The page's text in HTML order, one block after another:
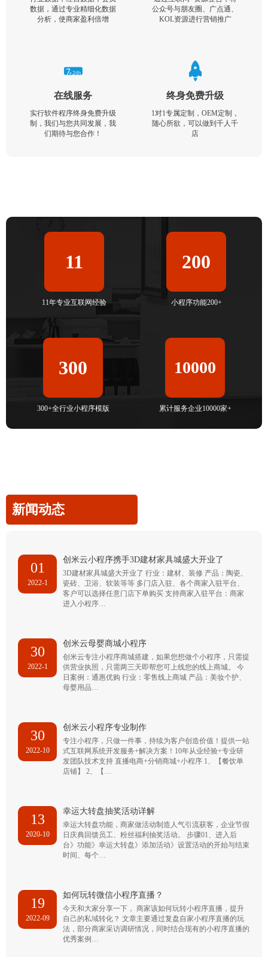
数据，通过专业精细化数据
分析，使商家盈利倍增
公众号与朋友圈、广点通、
KOL资源进行营销推广
在线服务
实行软件程序终身免费升级
制，我们与您共同发展，我
们期待与您合作！
终身免费升级
1对1专属定制，OEM定制，
随心所欲，可以做到千人千
店
11
11年专业互联网经验
200
小程序功能200+
300
300+全行业小程序模版
10000
累计服务企业10000家+
新闻动态
01
2022-1
创米云小程序携手3D建材家具城盛大开业了
3D建材家具城盛大开业了 行业：建材、装修 产品：陶瓷、
瓷砖、卫浴、软装等等 多门店入驻、各个商家入驻平台、
客户可以选择任意门店下单购买 支持商家入驻平台：商家
进入小程序…
30
2022-1
创米云母婴商城小程序
创米云专注小程序商城搭建，如果您想做个小程序，只需提
供营业执照，只需两三天即帮您可上线您的线上商城。 今
日案例：通惠优购 行业：零售线上商城 产品：美妆个护、
母婴用品…
30
2022-10
创米云小程序专业制作
专注小程序，只做一件事，持续为客户创造价值！提供一站
式互联网系统开发服务+解决方案！10年从业经验+专业研
发团队技术支持 直播电商+分销商城+小程序 1、【餐饮单
店铺】 2、【…
13
2020-10
幸运大转盘抽奖活动详解
幸运大转盘功能，商家做活动制造人气引流获客，企业节假
日庆典回馈员工、粉丝福利抽奖活动。 步骤01、进入后
台》功能》幸运大转盘》添加活动》设置活动的开始与结束
时间、每个…
19
2022-09
如何玩转微信小程序直播？
今天和大家分享一下， 商家该如何玩转小程序直播，提升
自己的私域转化？ 文章主要通过复盘自家小程序直播的玩
法，部分商家采访调研情况，同时结合现有的小程序直播的
优秀案例…